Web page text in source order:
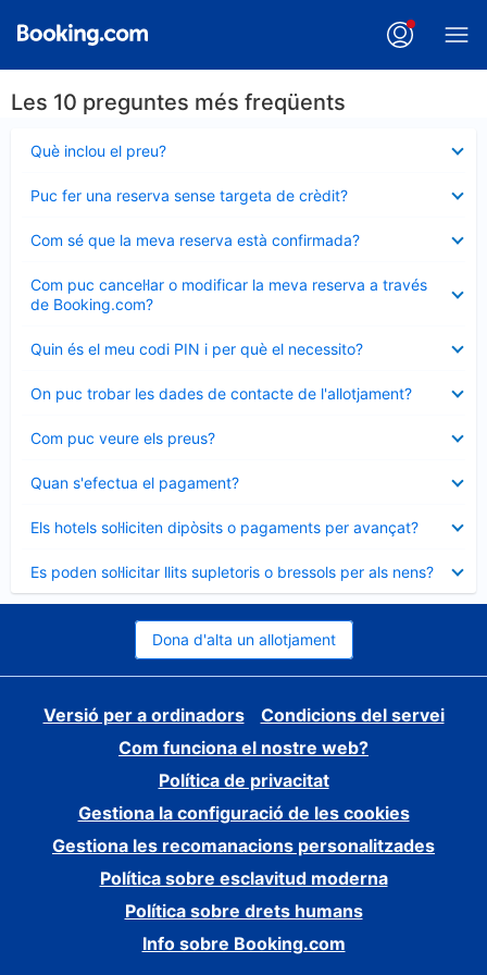
Les 10 preguntes més freqüents
Què inclou el preu?
tancat
Puc fer una reserva sense targeta de crèdit?
tancat
Com sé que la meva reserva està confirmada?
tancat
Com puc cancel·lar o modificar la meva reserva a través
de Booking.com?
tancat
Quin és el meu codi PIN i per què el necessito?
tancat
On puc trobar les dades de contacte de l'allotjament?
tancat
Com puc veure els preus?
tancat
Quan s'efectua el pagament?
tancat
Els hotels sol·liciten dipòsits o pagaments per avançat?
tancat
Es poden sol·licitar llits supletoris o bressols per als nens?
tancat
Dona d'alta un allotjament
Versió per a ordinadors
Condicions del servei
Com funciona el nostre web?
Política de privacitat
Gestiona la configuració de les cookies
Gestiona les recomanacions personalitzades
Política sobre esclavitud moderna
Política sobre drets humans
Info sobre Booking.com